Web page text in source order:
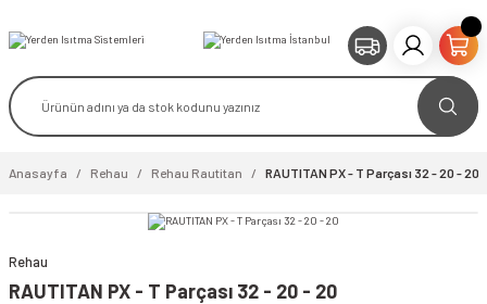
Anasayfa Rehau Rehau Rautitan RAUTITAN PX - T Parçası 32 - 20 - 20
Rehau
RAUTITAN PX - T Parçası 32 - 20 - 20